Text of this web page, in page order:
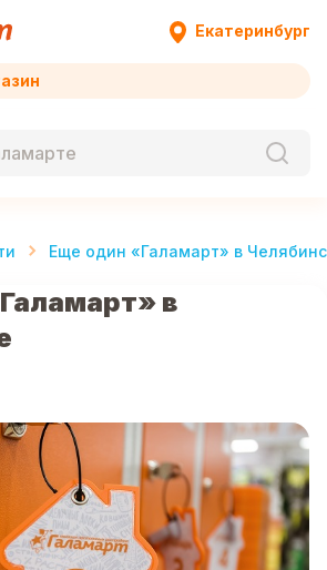
Екатеринбург
Еще один «Галамарт» в
в